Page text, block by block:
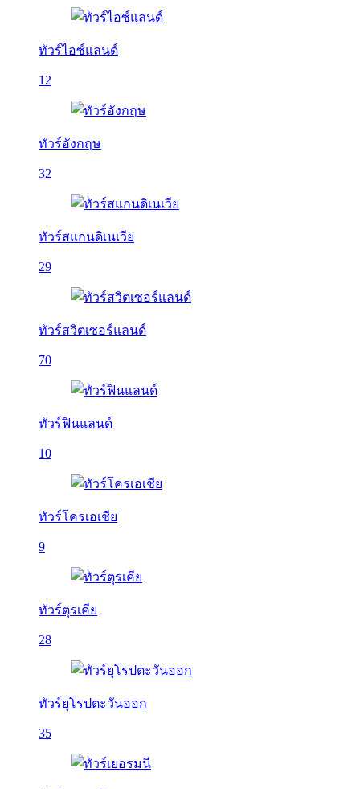
ทัวร์ไอซ์แลนด์
12
ทัวร์อังกฤษ
32
ทัวร์สแกนดิเนเวีย
29
ทัวร์สวิตเซอร์แลนด์
70
ทัวร์ฟินแลนด์
10
ทัวร์โครเอเชีย
9
ทัวร์ตุรเคีย
28
ทัวร์ยุโรปตะวันออก
35